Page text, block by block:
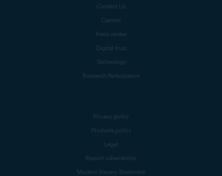
Contact Us
Careers
Press center
Digital trust
Technology
Research Participation
Privacy policy
Products policy
Legal
Report vulnerability
Modern Slavery Statement